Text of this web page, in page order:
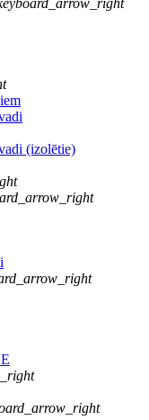
(izolētie)